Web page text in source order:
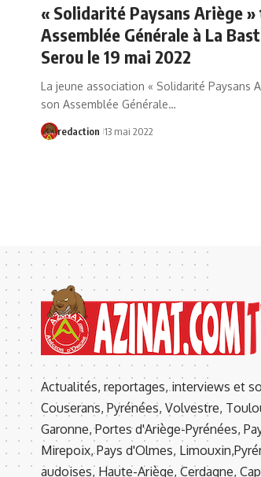
« Solidarité Paysans Ariège
Assemblée Générale à La
Serou le 19 mai 2022
La jeune association « Solidarité Paysans
son Assemblée Générale…
redaction 13 mai 2022
Actualités, reportages, interviews et
Couserans, Pyrénées, Volvestre,
Garonne, Portes d'Ariège-Pyrénées,
Mirepoix, Pays d'Olmes,
audoises, Haute-Ariège, Cerdagne,